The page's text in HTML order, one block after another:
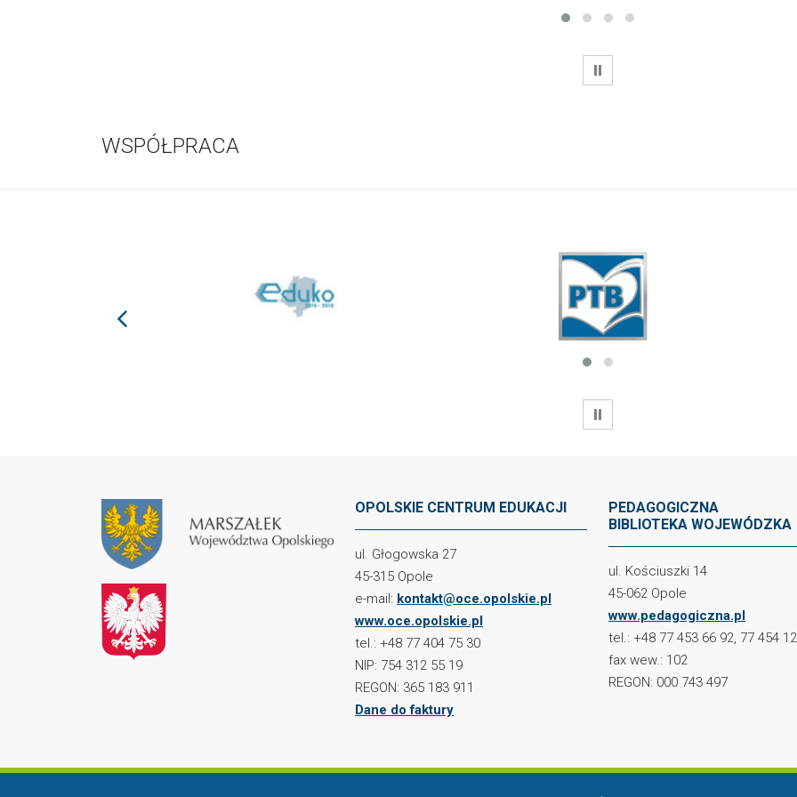
WSTRZYMAJ
WSPÓŁPRACA
prev
WSTRZYMAJ
OPOLSKIE CENTRUM EDUKACJI
ul. Głogowska 27
45-315 Opole
e-mail: kontakt@oce.opolskie.pl
www.oce.opolskie.pl
tel.: +48 77 404 75 30
NIP: 754 312 55 19
REGON: 365 183 911
Dane do faktury
PEDAGOGICZNA
BIBLIOTEKA WOJEWÓDZKA
ul. Kościuszki 14
45-062 Opole
www.pedagogiczna.pl
tel.: +48 77 453 66 92, 77 454
fax wew.: 102
REGON: 000 743 497